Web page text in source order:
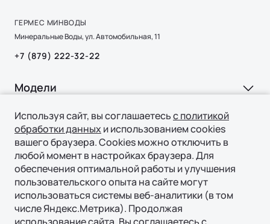
ГЕРМЕС МИНВОДЫ
Минеральные Воды, ул. Автомобильная, 11
+7 (879) 222-32-22
Модели
Ли Л6 | Li L6
Ли Л7 | Li L7
Ли Л9 | Li L9
Покупка
ВЫБОР И ПОКУПКА
Консультация
Тест-драйв
Специальные предложения
Владение
СЕРВИС
Официальный сервис
Регламент ТО
Технологии
ТЕХНОЛОГИИ ЛИ АВТО | LI AUTO
Используя сайт, вы соглашаетесьс политикой
обработки данных и использованием cookies
вашего браузера. Cookies можно отключить в
любой момент в настройках браузера. Для
обеспечения оптимальной работы и улучшения
пользовательского опыта на сайте могут
использоваться системы веб-аналитики (в том
числе Яндекс.Метрика). Продолжая